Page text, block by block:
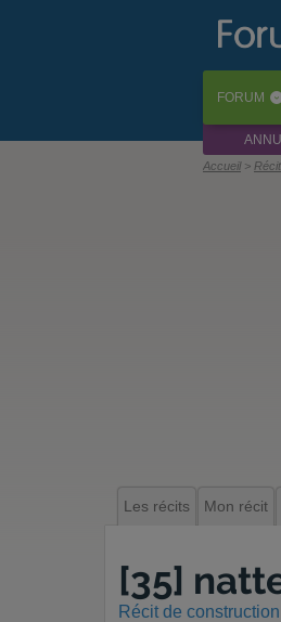
FORUM ‹
Accueil
Les récits Mon récit
[35]
Récit de